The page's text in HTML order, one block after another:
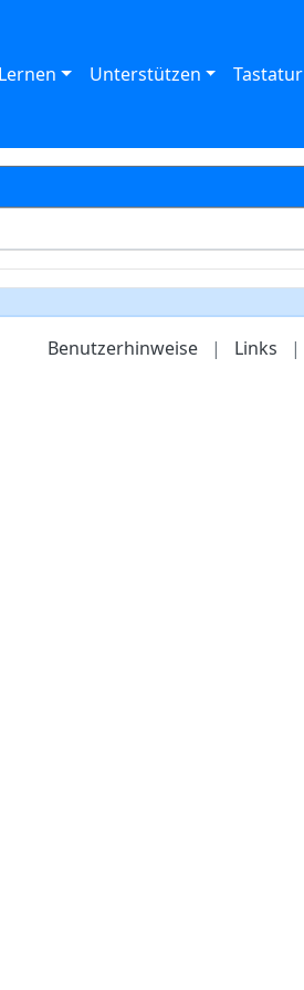
Lernen Unterstützen Tastatur
Benutzerhinweise | Links |